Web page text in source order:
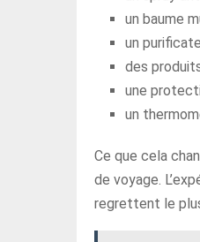
un baume
un
des
une
un
Ce que cela
de voyage.
regrettent le